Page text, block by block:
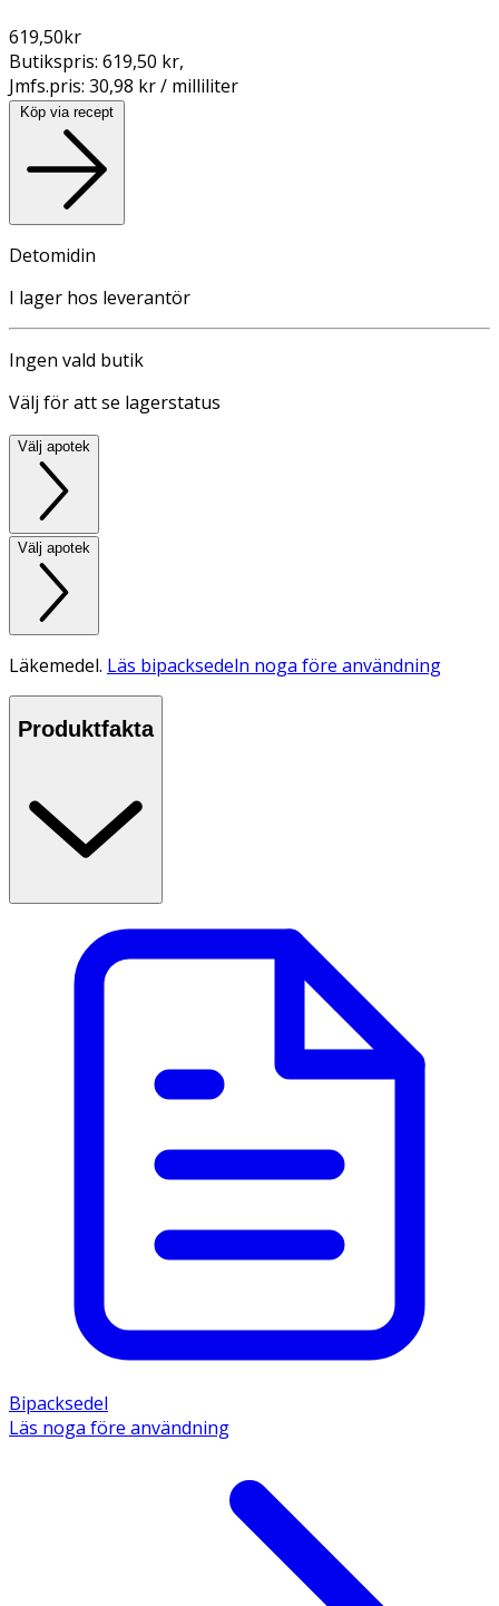
619,50kr
Butikspris: 619,50 kr,
Jmfs.pris: 30,98 kr / milliliter
Köp via recept
Detomidin
I lager hos leverantör
Ingen vald butik
Välj för att se lagerstatus
Välj apotek
Välj apotek
Läkemedel. Läs bipacksedeln noga före användning
Produktfakta
Bipacksedel
Läs noga före användning